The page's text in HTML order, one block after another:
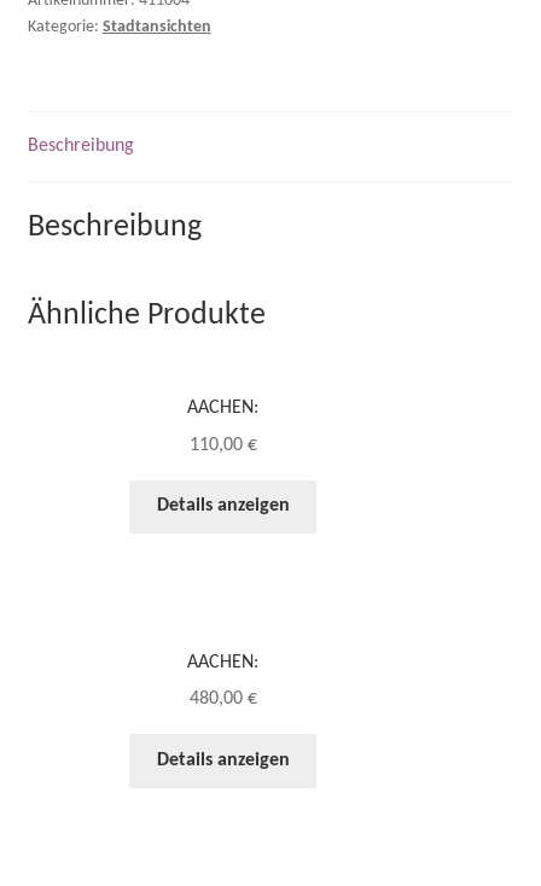
Kategorie: Stadtansichten
Beschreibung
Beschreibung
Ähnliche Produkte
AACHEN:
110,00 €
Details anzeigen
AACHEN:
480,00 €
Details anzeigen